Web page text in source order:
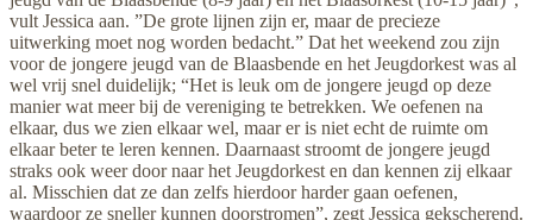
vult Jessica aan. ”De grote lijnen zijn er, maar de precieze
uitwerking moet nog worden bedacht.” Dat het weekend zou zijn
voor de jongere jeugd van de Blaasbende en het Jeugdorkest was al
wel vrij snel duidelijk; “Het is leuk om de jongere jeugd op deze
manier wat meer bij de vereniging te betrekken. We oefenen na
elkaar, dus we zien elkaar wel, maar er is niet echt de ruimte om
elkaar beter te leren kennen. Daarnaast stroomt de jongere jeugd
straks ook weer door naar het Jeugdorkest en dan kennen zij elkaar
al. Misschien dat ze dan zelfs hierdoor harder gaan oefenen,
waardoor ze sneller kunnen doorstromen”, zegt Jessica gekscherend.